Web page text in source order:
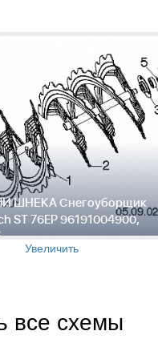
ШНЕКА Снегоуборщик
ST 76EP 96191004900,
Увеличить
все схемы